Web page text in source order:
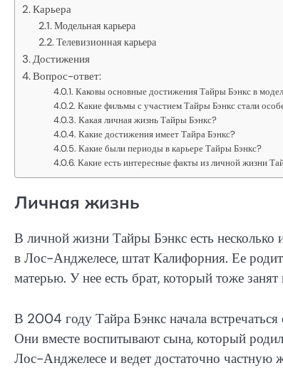
Карьера
Модельная карьера
Телевизионная карьера
Достижения
Вопрос-ответ:
Каковы основные достижения Тайры Бэнкс в
Какие фильмы с участием Тайры Бэнкс стали
Какая личная жизнь Тайры Бэнкс?
Какие достижения имеет Тайра Бэнкс?
Какие были периоды в карьере Тайры Бэнкс?
Какие есть интересные факты из личной жизни
Личная жизнь
В личной жизни Тайры Бэнкс есть несколько
в Лос-Анджелесе, штат Калифорния. Ее
матерью. У нее есть брат, который тоже
В 2004 году Тайра Бэнкс начала
Они вместе воспитывают сына, который
Лос-Анджелесе и ведет достаточно частную